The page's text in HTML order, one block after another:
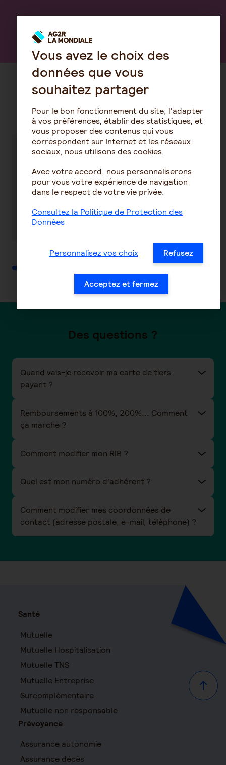
Découvrez nos conseils sur la
même thématique
Qu'est-ce
qu'une
mutuelle
Madelin TNS ?
En savoir plus
Qu'est-ce
qu'un contrat
santé
Madelin ?
En savoir plus
Des questions ?
Quand vais-je recevoir ma carte de tiers
payant ?
Remboursements à 100%, 200%... Comment
ça marche ?
Comment modifier mon RIB ?
Quel est mon numéro d'adhérent ?
Comment modifier mes coordonnées de
contact (adresse postale, e-mail, téléphone) ?
Haut
Santé
Mutuelle
Mutuelle Hospitalisation
Mutuelle TNS
Mutuelle Entreprise
Surcomplémentaire
Mutuelle non responsable
Prévoyance
Assurance autonomie
Assurance décès
Vous avez le choix des
données que vous
souhaitez partager
Pour le bon fonctionnement du site, l'adapter
à vos préférences, établir des statistiques, et
vous proposer des contenus qui vous
correspondent sur Internet et les réseaux
sociaux, nous utilisons des cookies.
Avec votre accord, nous personnaliserons
pour vous votre expérience de navigation
dans le respect de votre vie privée.
Consultez la Politique de Protection des
Données
Personnalisez vos choix Refusez
Acceptez et fermez